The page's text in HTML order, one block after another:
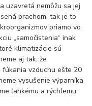
uzavretá nemôžu sa jej
prachom, tak je to
priamo vo
„samočistenia“ inak
klimatizácie sú
aj tak, že
fúkania vzduchu ešte 20
vysušenie výparníka
ľahkému a rýchlemu